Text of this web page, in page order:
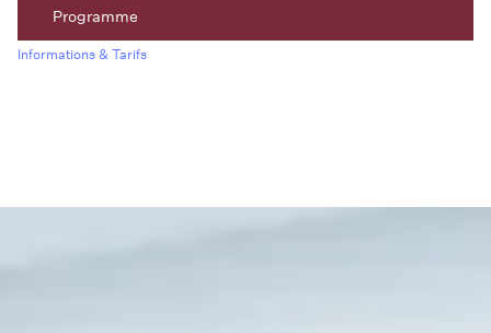
Programme
Informations & Tarifs